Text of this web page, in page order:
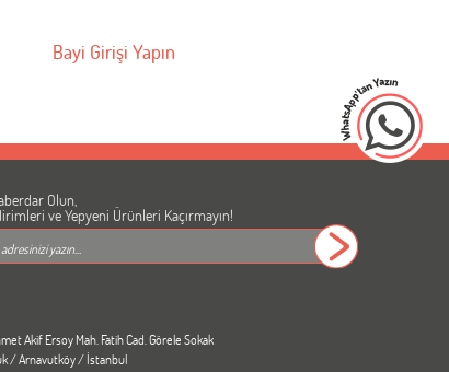
Bayi Girişi Yapın
Olun,
ve Yepyeni Ürünleri Kaçırmayın!
Akif Ersoy Mah. Fatih Cad. Görele Sokak
/ Arnavutköy / İstanbul